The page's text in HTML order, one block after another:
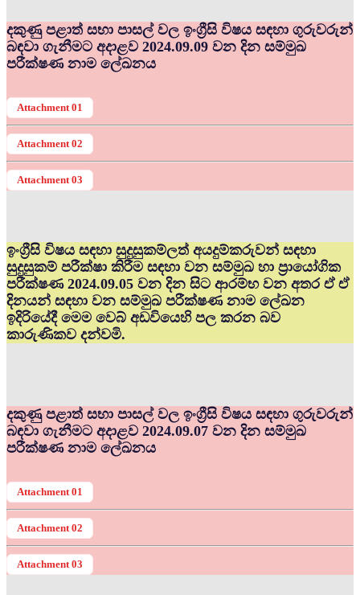
දකුණු පළාත් සභා පාසල් වල ඉංග්‍රීසි විෂය සඳහා ගුරුවරුන්
බඳවා ගැනීමට අදාළව 2024.09.09 වන දින සම්මුඛ
පරීක්ෂණ නාම ලේඛනය
Attachment 01
Attachment 02
Attachment 03
ඉංග්‍රීසි විෂය සඳහා සුදුසුකම්ලත් අයදුම්කරුවන් සඳහා
සුදුසුකම් පරීක්ෂා කිරීම සඳහා වන සම්මුඛ හා ප්‍රායෝගික
පරීක්ෂණ 2024.09.05 වන දින සිට ආරම්භ වන අතර ඒ ඒ
දිනයන් සඳහා වන සම්මුඛ පරීක්ෂණ නාම ලේඛන
ඉදිරියේදී මෙම වෙබ් අඩවියෙහි පල කරන බව
කාරුණිකව දන්වමි.
දකුණු පළාත් සභා පාසල් වල ඉංග්‍රීසි විෂය සඳහා ගුරුවරුන්
බඳවා ගැනීමට අදාළව 2024.09.07 වන දින සම්මුඛ
පරීක්ෂණ නාම ලේඛනය
Attachment 01
Attachment 02
Attachment 03